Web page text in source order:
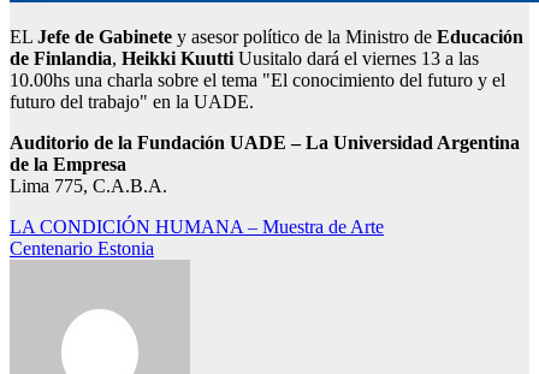
EL Jefe de Gabinete y asesor político de la Ministro de Educación
de Finlandia, Heikki KuuttiUusitalo dará el viernes 13 a las
10.00hs una charla sobre el tema "El conocimiento del futuro y el
futuro del trabajo" en la UADE.
Auditorio de la Fundación UADE – La Universidad Argentina
de la Empresa
Lima 775, C.A.B.A.
Navegación
de
LA CONDICIÓN HUMANA – Muestra de Arte
Centenario Estonia